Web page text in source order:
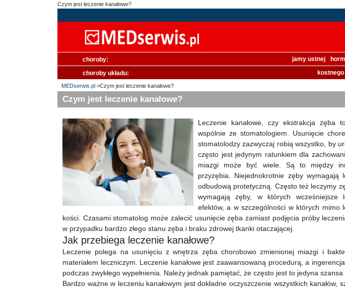
Czym jest leczenie kanałowe?
choroby: jamy ustnej
choroby układu:
kostnego
MEDserwis.pl >Czym jest leczenie kanałowe?
Czym jest leczenie kanałowe?
Leczenie kanałowe, czy ekstrakcja
wspólnie ze stomatologiem. Usunięcie
stomatolodzy zazwyczaj robią wszystko, by
często jest jedynym ratunkiem dla
miazgi może być wiele. Są to między
przyzębia. Niejednokrotnie zęby wymagają
odbudową protetyczną. Często też leczymy
wymagają zęby, w których wcześniejsze
efektów, a w szczególności w których mimo
kości. Czasami stomatolog może zalecić usunięcie zęba zamiast podjęcia próby
w przypadku bardzo złego stanu zęba i braku zdrowej tkanki otaczającej.
Jak przebiega leczenie kanałowe?
Leczenie polega na usunięciu z wnętrza zęba chorobowo zmienionej miazgi i
materiałem leczniczym. Leczenie kanałowe jest zaawansowaną procedurą, a
podczas zwykłego wypełnienia. Należy jednak pamiętać, że często jest to jedyna szansa
Bardzo ważne w leczeniu kanałowym jest dokładne oczyszczenie wszystkich kanałów,